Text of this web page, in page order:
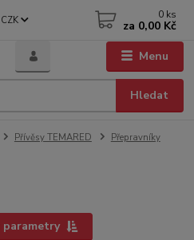
Menu
CZK
Hledat
0 ks
za 0,00 Kč
Přívěsy TEMARED
Přepravníky
parametry